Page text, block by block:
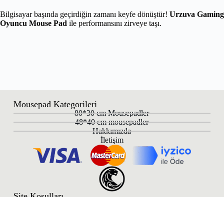
Bilgisayar başında geçirdiğin zamanı keyfe dönüştür! Urzuva Gaming
Oyuncu Mouse Pad ile performansını zirveye taşı.
Mousepad Kategorileri
80*30 cm Mousepadler
48*40 cm mousepadler
Hakkımızda
İletişim